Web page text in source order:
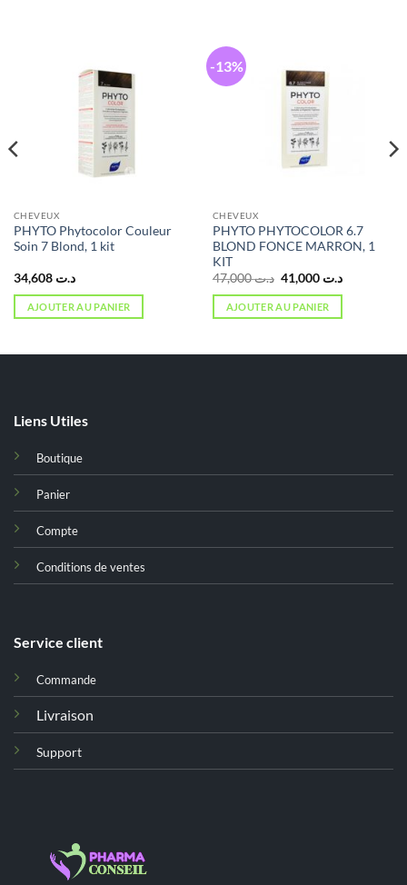
CHEVEUX
PHYTO Phytocolor Couleur
Soin 7 Blond, 1 kit
د.ت 34,608
AJOUTER AU PANIER
-13%
CHEVEUX
PHYTO PHYTOCOLOR 6.7
BLOND FONCE MARRON, 1
KIT
د.ت47,000
Le
prix
initial
était :
د.ت 41,000
Le
AJOUTER AU PANIER
Liens Utiles
Boutique
Panier
Compte
Conditions de ventes
Service client
Commande
Livraison
Support